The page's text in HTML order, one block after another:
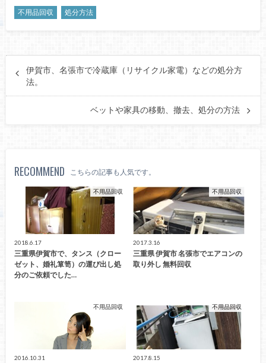
不用品回収 処分方法
伊賀市、名張市で冷蔵庫（リサイクル家電）などの処分方
法。
ベットや家具の移動、撤去、処分の方法
RECOMMEND こちらの記事も人気です。
不用品回収
2018.6.17
三重県伊賀市で、タンス（クロー
ゼット、婚礼箪笥）の運び出し処
分のご依頼でした…
不用品回収
2017.3.16
三重県 伊賀市 名張市でエアコンの
取り外し 無料回収
不用品回収
2016.10.31
不用品回収
2017.8.15